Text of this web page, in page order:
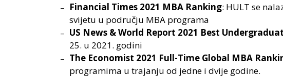
Financial Times 2021 MBA Ranking: HULT se
svijetu u području MBA programa
US News & World Report 2021 Best
25. u 2021. godini
The Economist 2021 Full-Time Global MBA
programima u trajanju od jedne i dvije godine.